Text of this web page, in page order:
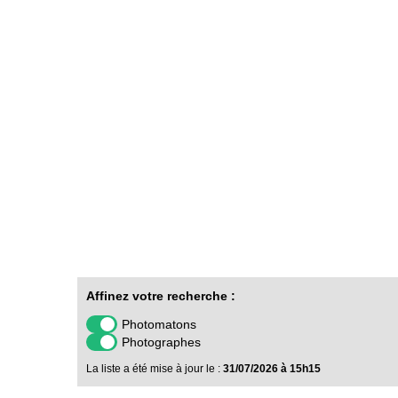
Affinez votre recherche :
Photomatons
Photographes
La liste a été mise à jour le : 31/07/2026 à 15h15